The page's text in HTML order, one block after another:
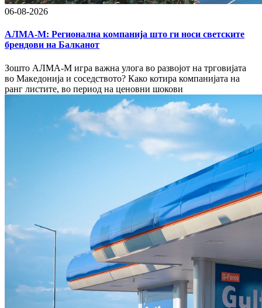
06-08-2026
АЛМА-М: Регионална компанија што ги носи светските
брендови на Балканот
Зошто АЛМА-М игра важна улога во развојот на трговијата
во Македонија и соседството? Како котира компанијата на
ранг листите, во период на ценовни шокови